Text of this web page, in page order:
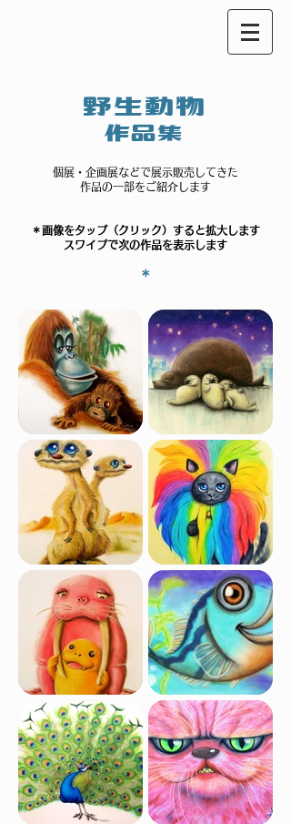
野生動物
作品集
個展・企画展などで展示販売してきた
作品の一部をご紹介します
＊画像をタップ（クリック）すると拡大します
スワイプで次の作品を表示します
＊